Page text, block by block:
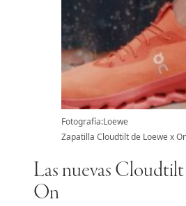
Fotografía:Loewe
Zapatilla Cloudtilt de Loewe x
Las nuevas
On